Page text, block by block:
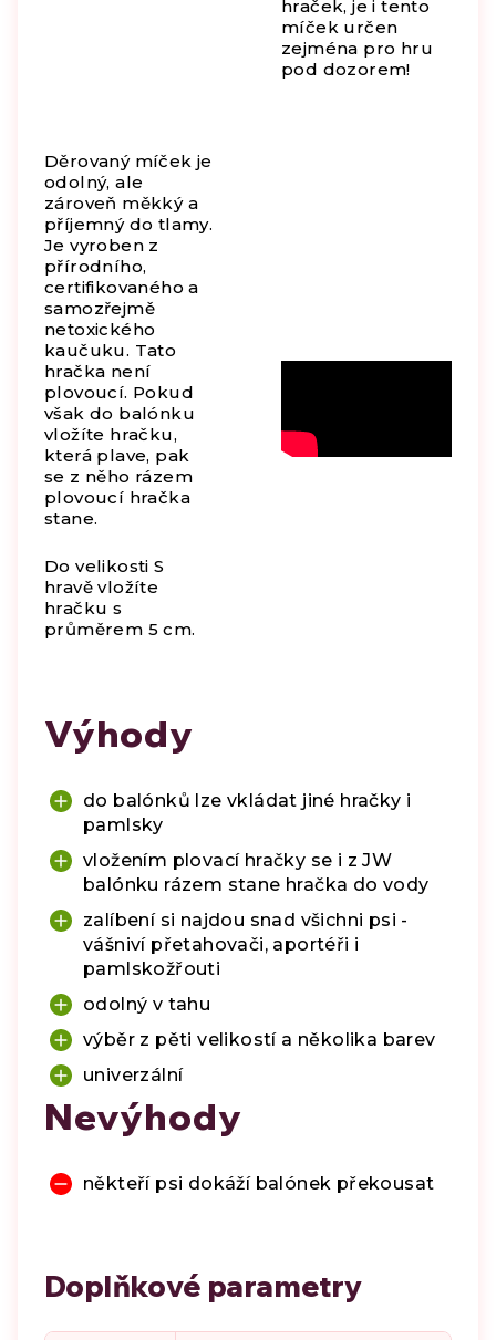
hraček, je i tento
míček určen
zejména pro hru
pod dozorem!
Děrovaný míček je
odolný, ale
zároveň měkký a
příjemný do tlamy.
Je vyroben z
přírodního,
certifikovaného a
samozřejmě
netoxického
kaučuku. Tato
hračka není
plovoucí. Pokud
však do balónku
vložíte hračku,
která plave, pak
se z něho rázem
plovoucí hračka
stane.
Do velikosti S
hravě vložíte
hračku s
průměrem 5 cm.
Výhody
do balónků lze vkládat jiné hračky i
pamlsky
vložením plovací hračky se i z JW
balónku rázem stane hračka do vody
zalíbení si najdou snad všichni psi -
vášniví přetahovači, aportéři i
pamlskožřouti
odolný v tahu
výběr z pěti velikostí a několika barev
univerzální
Nevýhody
někteří psi dokáží balónek překousat
Doplňkové parametry